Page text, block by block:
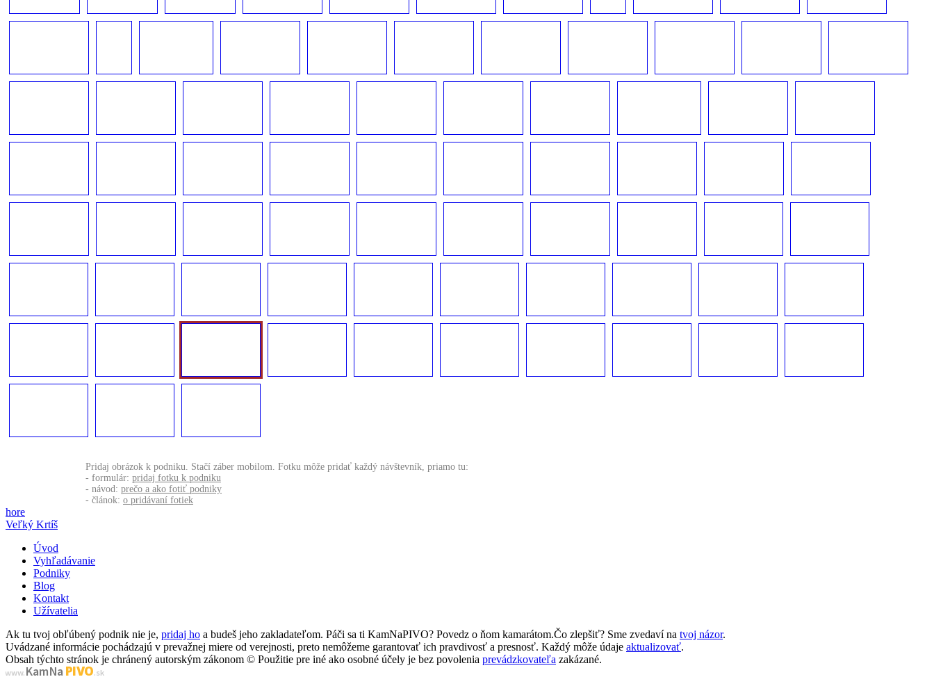
Pridaj obrázok k podniku. Stačí záber mobilom. Fotku môže pridať každý návštevník, priamo tu:
- formulár: pridaj fotku k podniku
- návod: prečo a ako fotiť podniky
- článok: o pridávaní fotiek
hore
Veľký Krtíš
Úvod
Vyhľadávanie
Podniky
Blog
Kontakt
Užívatelia
Ak tu tvoj obľúbený podnik nie je, pridaj ho a budeš jeho zakladateľom. Páči sa ti KamNaPIVO? Povedz o ňom kamarátom.Čo zlepšiť? Sme zvedaví na tvoj názor.
Uvádzané informácie pochádzajú v prevažnej miere od verejnosti, preto nemôžeme garantovať ich pravdivosť a presnosť. Každý môže údaje aktualizovať.
Obsah týchto stránok je chránený autorským zákonom © Použitie pre iné ako osobné účely je bez povolenia prevádzkovateľa zakázané.
www.Kam Na PIVO.sk